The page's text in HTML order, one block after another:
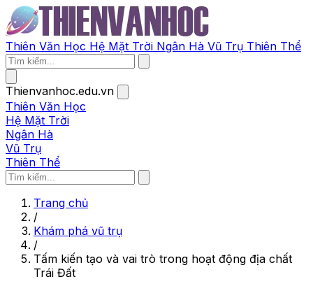
Thiên Văn Học Hệ Mặt Trời Ngân Hà Vũ Trụ Thiên Thể
Thienvanhoc.edu.vn
Thiên Văn Học
Hệ Mặt Trời
Ngân Hà
Vũ Trụ
Thiên Thể
Trang chủ
/
Khám phá vũ trụ
/
Tấm kiến tạo và vai trò trong hoạt động địa chất
Trái Đất